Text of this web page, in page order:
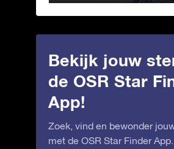
Bekijk jouw
de OSR Star
App!
Zoek, vind en bewonder
met de OSR Star Finder